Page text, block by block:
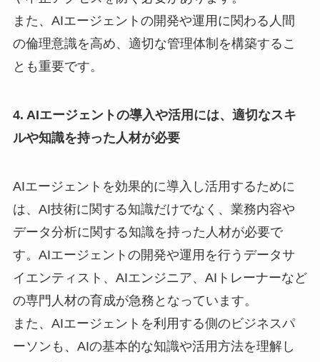
また、AIエージェントの開発や運用に関わる人間
の倫理意識を高め、適切な管理体制を構築するこ
とも重要です。
4. AIエージェントの導入や活用には、適切なスキ
ルや知識を持った人材が必要
AIエージェントを効果的に導入し活用するために
は、AI技術に関する知識だけでなく、業務内容や
データ分析に関する知識を持った人材が必要で
す。AIエージェントの開発や運用を行うデータサ
イエンティスト、AIエンジニア、AIトレーナーなど
の専門人材の育成が急務となっています。
また、AIエージェントを利用する側のビジネスパ
ーソンも、AIの基本的な知識や活用方法を理解し